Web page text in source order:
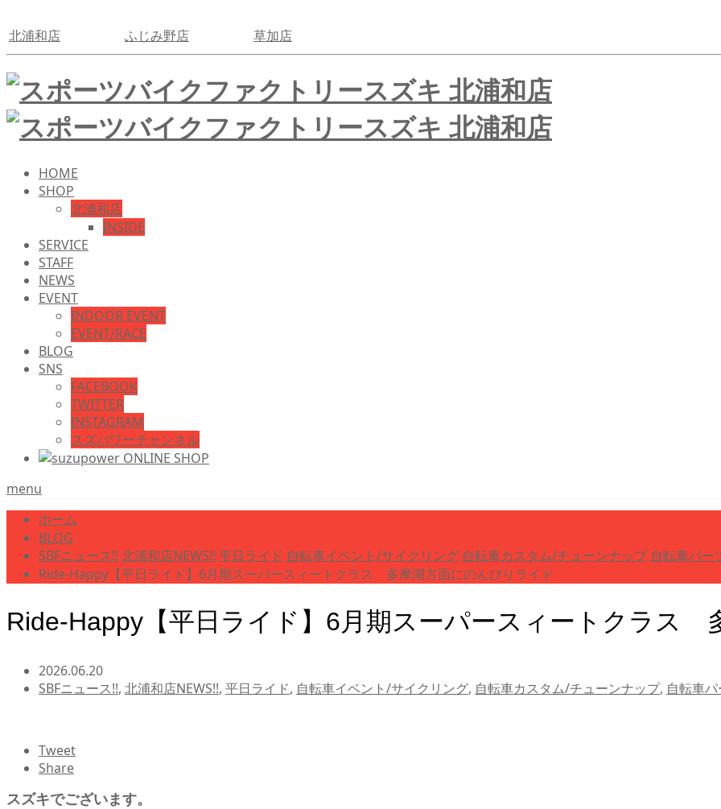
北浦和店 ふじみ野店 草加店
HOME
SHOP
北浦和店
INSIDE
SERVICE
STAFF
NEWS
EVENT
INDOOR EVENT
EVENT/RACE
BLOG
SNS
FACEBOOK
TWITTER
INSTAGRAM
スズパワーチャンネル
menu
ホーム
BLOG
SBFニュース!! 北浦和店NEWS!! 平日ライド 自転車イベント/サイクリング 自転車カスタム/チューンナップ 自転車パ
Ride-Happy【平日ライド】6月期スーパースィートクラス 多摩湖方面にのんびりライド
Ride-Happy【平日ライド】6月期スーパースィートクラス
2026.06.20
SBFニュース!!, 北浦和店NEWS!!, 平日ライド, 自転車イベント/サイクリング, 自転車カスタム/チューンナップ, 自転車
Tweet
Share
スズキでございます。